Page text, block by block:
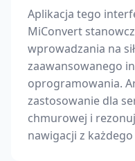
Aplikacja tego
MiConvert
wprowadzania na
zaawansowanego
oprogramowania.
zastosowanie dla
chmurowej i
nawigacji z